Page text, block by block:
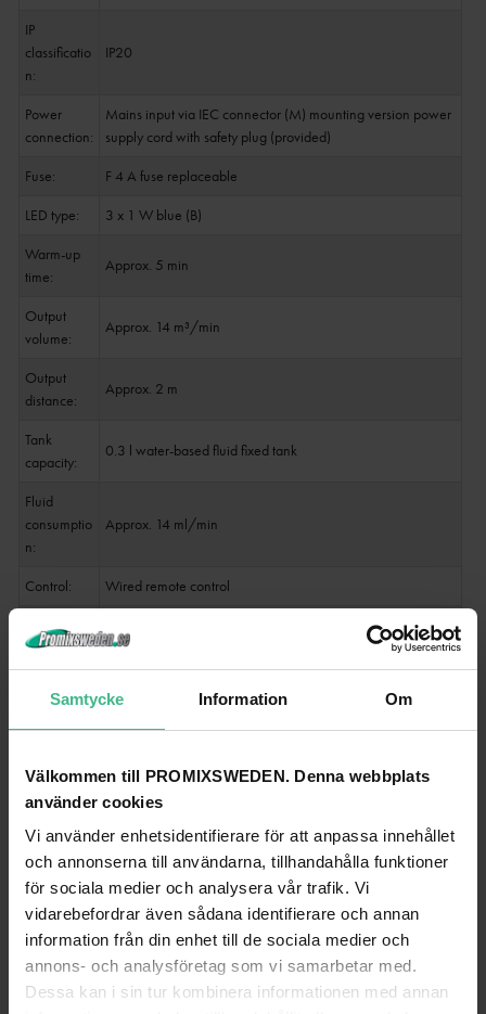
Samtycke Information Om
Välkommen till PROMIXSWEDEN. Denna webbplats
använder cookies
Vi använder enhetsidentifierare för att anpassa innehållet
och annonserna till användarna, tillhandahålla funktioner
för sociala medier och analysera vår trafik. Vi
vidarebefordrar även sådana identifierare och annan
information från din enhet till de sociala medier och
annons- och analysföretag som vi samarbetar med.
Dessa kan i sin tur kombinera informationen med annan
IP
classificatio
n:
IP20
Power
connection:
Mains input via IEC connector (M) mounting version power
supply cord with safety plug (provided)
Fuse:
F 4 A fuse replaceable
LED type:
3 x 1 W blue (B)
Warm-up
time:
Approx. 5 min
Output
volume:
Approx. 14 m³/min
Output
distance:
Approx. 2 m
Tank
capacity:
0.3 l water-based fluid fixed tank
Fluid
consumptio
n:
Approx. 14 ml/min
Control:
Wired remote control
Housing
color:
Black
system:
Mounting bracket
Color:
Black
Dimensions
:
Width: 14.5 cm
Height: 17 cm
Weight:
1.82 kg
Noise
classificatio
n:
Class 3 (clearly perceptible sounds)